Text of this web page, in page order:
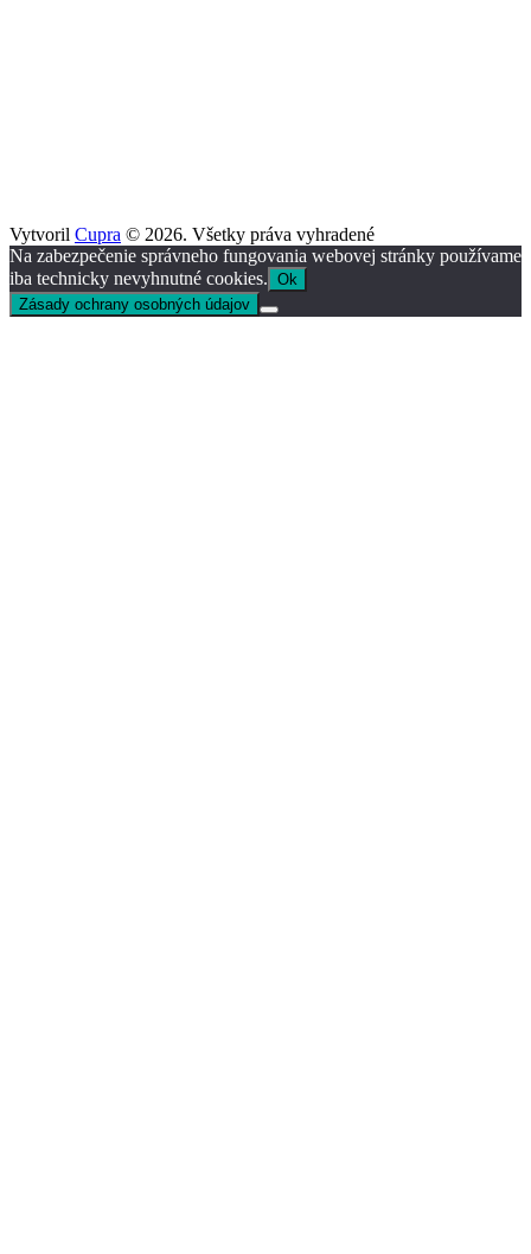
Vytvoril Cupra © 2026. Všetky práva vyhradené
Na zabezpečenie správneho fungovania webovej stránky používame
iba technicky nevyhnutné cookies. Ok
Zásady ochrany osobných údajov